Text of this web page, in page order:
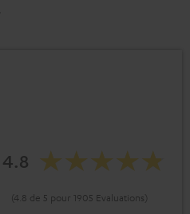
4.8
(4.8 de 5 pour 1905 Evaluations)